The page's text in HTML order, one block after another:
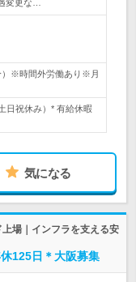
変更な…
）※時間外労働あり※月
祝休み）* 有給休暇
気になる
場｜インフラを支える安
125日＊大阪募集